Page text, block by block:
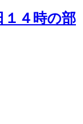
４時の部